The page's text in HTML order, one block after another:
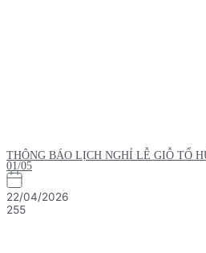
THÔNG BÁO LỊCH NGHỈ LỄ GIỖ TỔ
01/05
22/04/2026
255